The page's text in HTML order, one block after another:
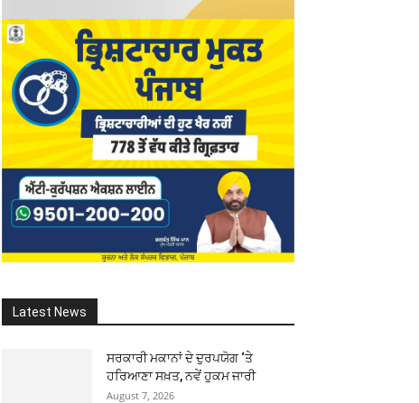
Latest News
ਸਰਕਾਰੀ ਮਕਾਨਾਂ ਦੇ ਦੁਰਪਯੋਗ ‘ਤੇ
ਹਰਿਆਣਾ ਸਖ਼ਤ, ਨਵੇਂ ਹੁਕਮ ਜਾਰੀ
August 7, 2026